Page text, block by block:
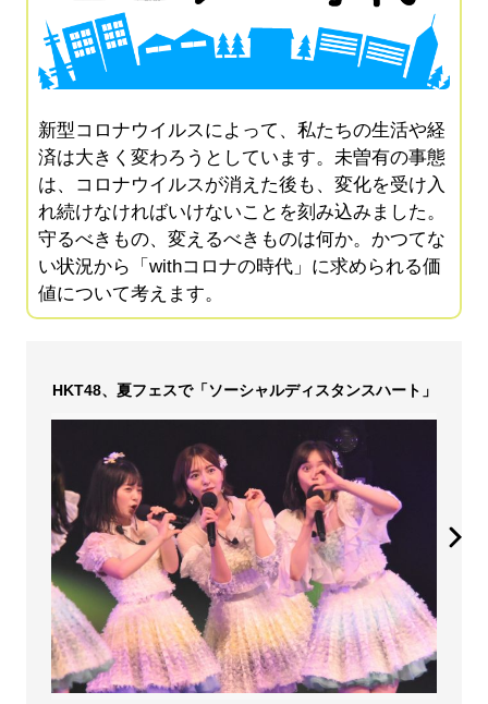
新型コロナウイルスによって、私たちの生活や経
済は大きく変わろうとしています。未曽有の事態
は、コロナウイルスが消えた後も、変化を受け入
れ続けなければいけないことを刻み込みました。
守るべきもの、変えるべきものは何か。かつてな
い状況から「withコロナの時代」に求められる価
値について考えます。
HKT48、夏フェスで「ソーシャルディスタンスハート」